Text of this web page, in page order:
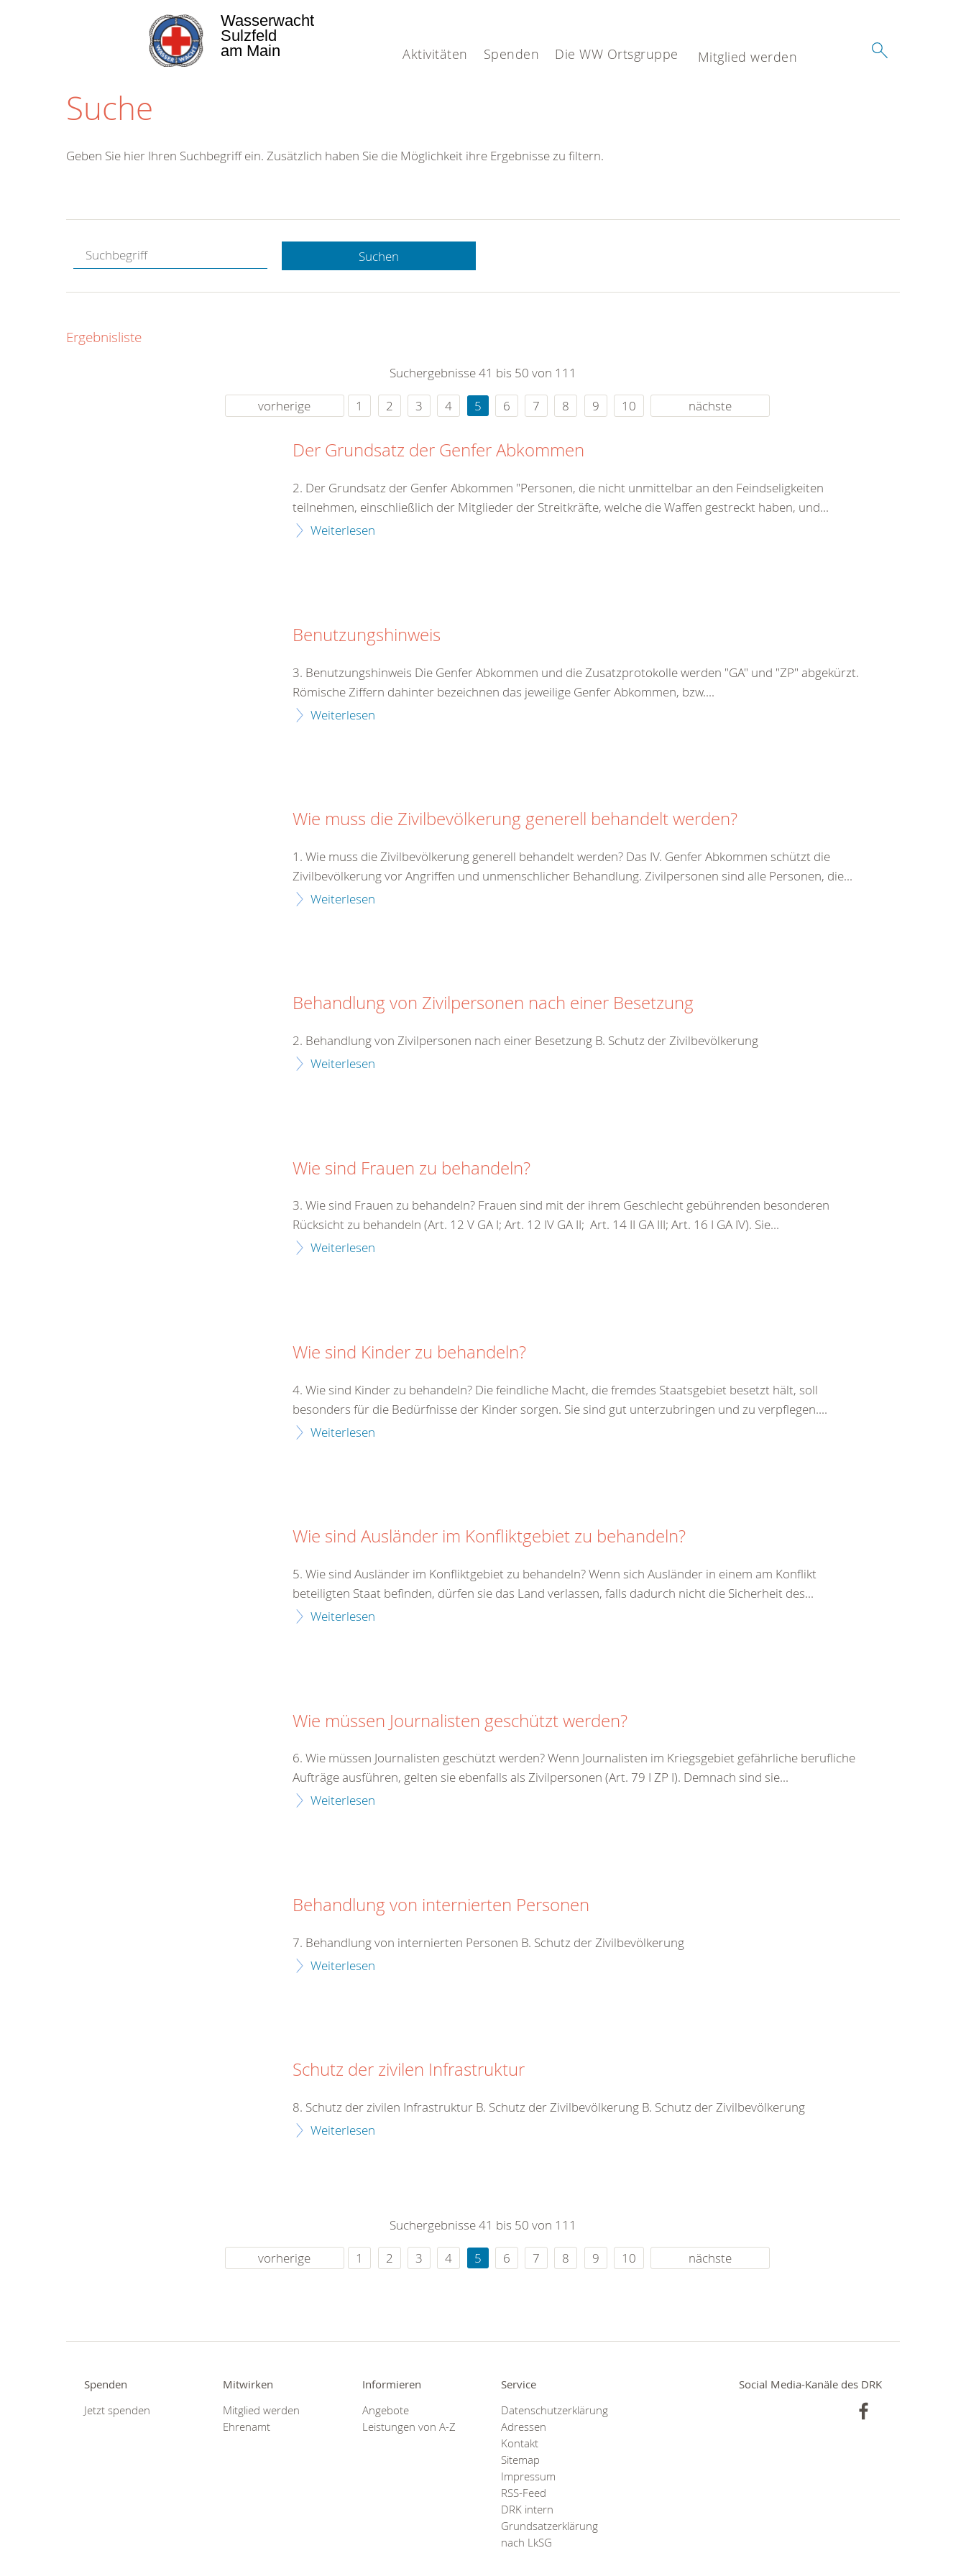
Aktivitäten Spenden Die WW Ortsgruppe Mitglied werden
Wasserwacht
Sulzfeld
am Main
Suche
Hotline.
gerne.
rund um die Uhr
Geben Sie hier Ihren Suchbegriff ein. Zusätzlich haben Sie die Möglichkeit ihre Ergebnisse zu filtern.
Suchen
Ergebnisliste
Suchergebnisse 41 bis 50 von 111
vorherige
1 2 3 4 5 6 7 8 9 10 nächste
Der Grundsatz der Genfer Abkommen
2. Der Grundsatz der Genfer Abkommen "Personen, die nicht unmittelbar an den Feindseligkeiten
teilnehmen, einschließlich der Mitglieder der Streitkräfte, welche die Waffen gestreckt haben, und...
Weiterlesen
Benutzungshinweis
3. Benutzungshinweis Die Genfer Abkommen und die Zusatzprotokolle werden "GA" und "ZP" abgekürzt.
Römische Ziffern dahinter bezeichnen das jeweilige Genfer Abkommen, bzw....
Weiterlesen
Wie muss die Zivilbevölkerung generell behandelt werden?
1. Wie muss die Zivilbevölkerung generell behandelt werden? Das IV. Genfer Abkommen schützt die
Zivilbevölkerung vor Angriffen und unmenschlicher Behandlung. Zivilpersonen sind alle Personen, die...
Weiterlesen
Behandlung von Zivilpersonen nach einer Besetzung
2. Behandlung von Zivilpersonen nach einer Besetzung B. Schutz der Zivilbevölkerung
Weiterlesen
Wie sind Frauen zu behandeln?
3. Wie sind Frauen zu behandeln? Frauen sind mit der ihrem Geschlecht gebührenden besonderen
Rücksicht zu behandeln (Art. 12 V GA I; Art. 12 IV GA II; Art. 14 II GA III; Art. 16 I GA IV). Sie...
Weiterlesen
Wie sind Kinder zu behandeln?
4. Wie sind Kinder zu behandeln? Die feindliche Macht, die fremdes Staatsgebiet besetzt hält, soll
besonders für die Bedürfnisse der Kinder sorgen. Sie sind gut unterzubringen und zu verpflegen....
Weiterlesen
Wie sind Ausländer im Konfliktgebiet zu behandeln?
5. Wie sind Ausländer im Konfliktgebiet zu behandeln? Wenn sich Ausländer in einem am Konflikt
beteiligten Staat befinden, dürfen sie das Land verlassen, falls dadurch nicht die Sicherheit des...
Weiterlesen
Wie müssen Journalisten geschützt werden?
6. Wie müssen Journalisten geschützt werden? Wenn Journalisten im Kriegsgebiet gefährliche berufliche
Aufträge ausführen, gelten sie ebenfalls als Zivilpersonen (Art. 79 I ZP I). Demnach sind sie...
Weiterlesen
Behandlung von internierten Personen
7. Behandlung von internierten Personen B. Schutz der Zivilbevölkerung
Weiterlesen
Schutz der zivilen Infrastruktur
8. Schutz der zivilen Infrastruktur B. Schutz der Zivilbevölkerung B. Schutz der Zivilbevölkerung
Weiterlesen
Suchergebnisse 41 bis 50 von 111
vorherige
1 2 3 4 5 6 7 8 9 10 nächste
Spenden
Jetzt spenden
Mitwirken
Mitglied werden
Ehrenamt
Informieren
Angebote
Leistungen von A-Z
Service
Datenschutzerklärung
Adressen
Kontakt
Sitemap
Impressum
RSS-Feed
DRK intern
Grundsatzerklärung
nach LkSG
Social Media-Kanäle des DRK